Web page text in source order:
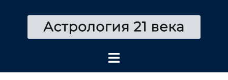
содержимому